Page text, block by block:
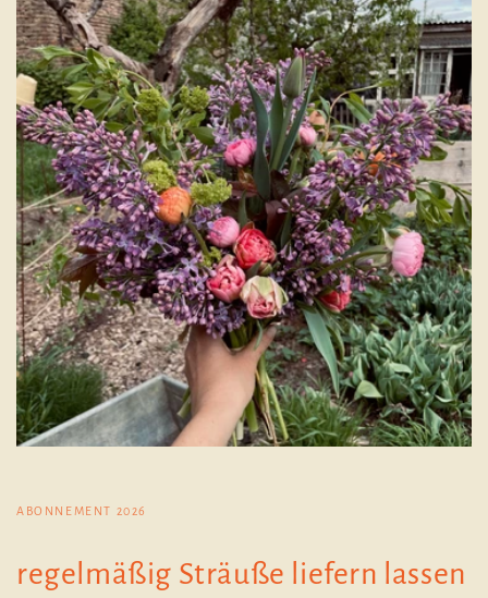
ABONNEMENT 2026
regelmäßig Sträuße liefern lassen